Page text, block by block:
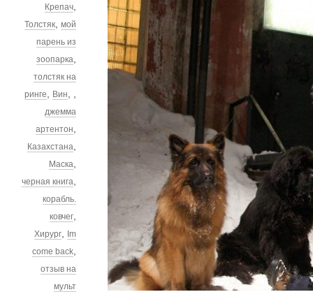
Крепач,
Толстяк, мой
парень из
зоопарка
толстяк на
ринге
Вин
джемма
артентон
Казахстана
Маска
черная книга
корабль.
ковчег,
Хирург,
Im
come back,
отзыв на
мульт